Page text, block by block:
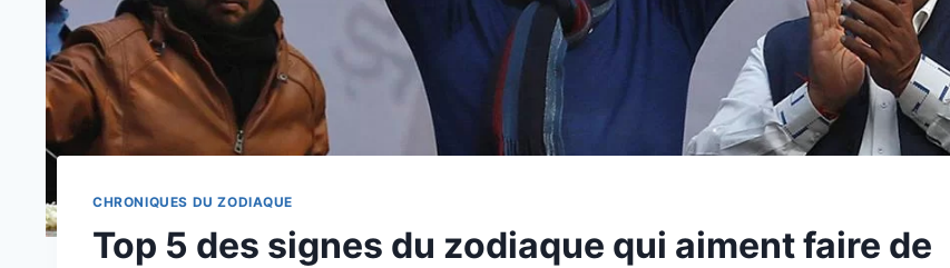
CHRONIQUES DU ZODIAQUE
Top 5 des signes du zodiaque qui aiment faire de